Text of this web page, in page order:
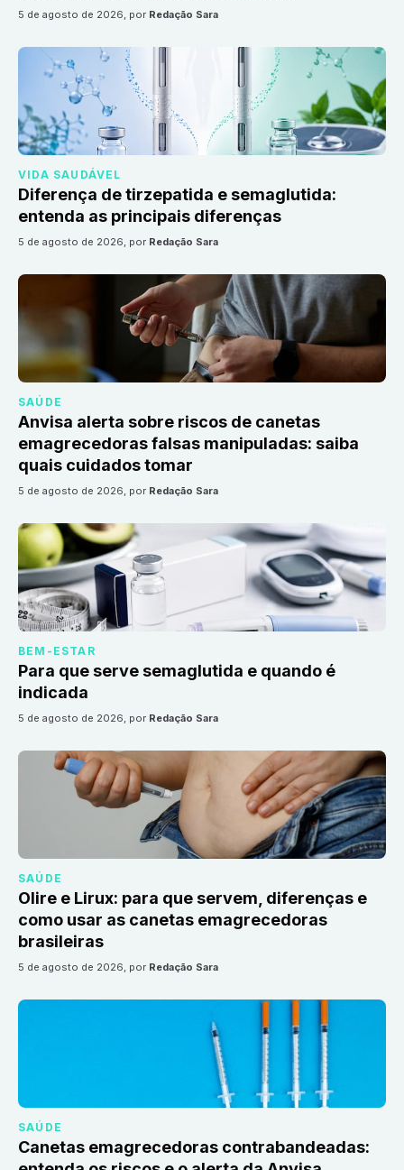
5 de agosto de 2026, por Redação Sara
VIDA SAUDÁVEL
Diferença de tirzepatida e semaglutida:
entenda as principais diferenças
5 de agosto de 2026, por Redação Sara
SAÚDE
Anvisa alerta sobre riscos de canetas
emagrecedoras falsas manipuladas: saiba
quais cuidados tomar
5 de agosto de 2026, por Redação Sara
BEM-ESTAR
Para que serve semaglutida e quando é
indicada
5 de agosto de 2026, por Redação Sara
SAÚDE
Olire e Lirux: para que servem, diferenças e
como usar as canetas emagrecedoras
brasileiras
5 de agosto de 2026, por Redação Sara
SAÚDE
Canetas emagrecedoras contrabandeadas: